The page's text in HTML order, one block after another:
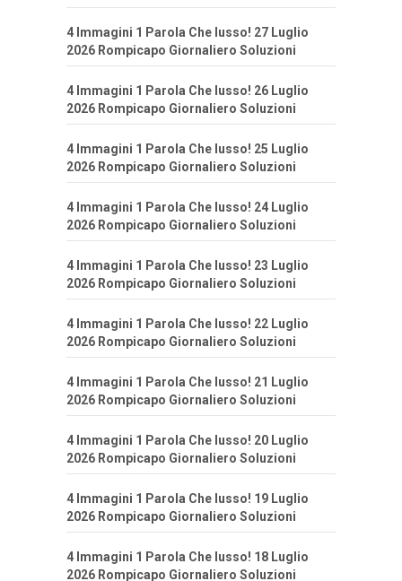
4 Immagini 1 Parola Che lusso! 27 Luglio
2026 Rompicapo Giornaliero Soluzioni
4 Immagini 1 Parola Che lusso! 26 Luglio
2026 Rompicapo Giornaliero Soluzioni
4 Immagini 1 Parola Che lusso! 25 Luglio
2026 Rompicapo Giornaliero Soluzioni
4 Immagini 1 Parola Che lusso! 24 Luglio
2026 Rompicapo Giornaliero Soluzioni
4 Immagini 1 Parola Che lusso! 23 Luglio
2026 Rompicapo Giornaliero Soluzioni
4 Immagini 1 Parola Che lusso! 22 Luglio
2026 Rompicapo Giornaliero Soluzioni
4 Immagini 1 Parola Che lusso! 21 Luglio
2026 Rompicapo Giornaliero Soluzioni
4 Immagini 1 Parola Che lusso! 20 Luglio
2026 Rompicapo Giornaliero Soluzioni
4 Immagini 1 Parola Che lusso! 19 Luglio
2026 Rompicapo Giornaliero Soluzioni
4 Immagini 1 Parola Che lusso! 18 Luglio
2026 Rompicapo Giornaliero Soluzioni